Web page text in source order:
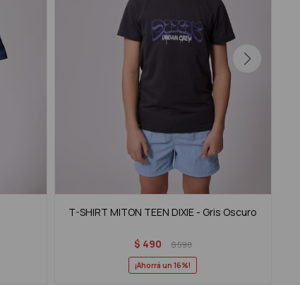
T-SHIRT MITON TEEN DIXIE - Gris Oscuro
$ 490 $590
16